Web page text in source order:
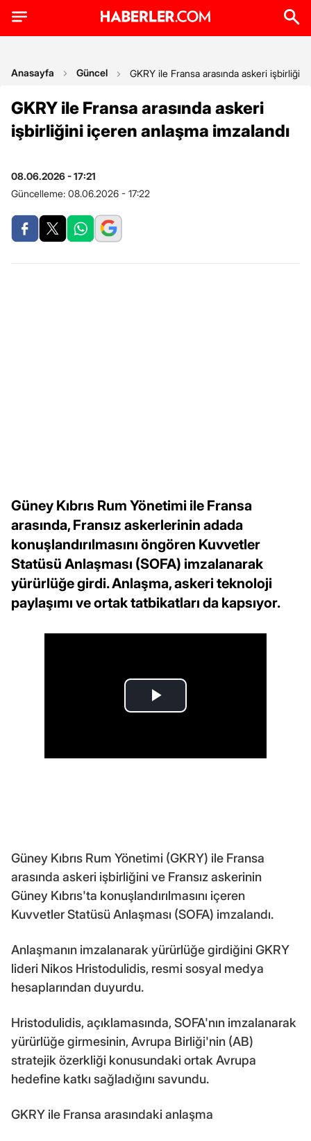
Anasayfa Güncel GKRY ile Fransa arasında askeri
GKRY ile Fransa arasında askeri
işbirliğini içeren anlaşma imzalandı
08.06.2026 - 17:21
Güncelleme: 08.06.2026 - 17:22
Güney Kıbrıs Rum Yönetimi ile Fransa
arasında, Fransız askerlerinin adada
konuşlandırılmasını öngören Kuvvetler
Statüsü Anlaşması (SOFA) imzalanarak
yürürlüğe girdi. Anlaşma, askeri teknoloji
paylaşımı ve ortak tatbikatları da kapsıyor.
Güney Kıbrıs Rum Yönetimi (GKRY) ile Fransa
arasında askeri işbirliğini ve Fransız askerinin
Güney Kıbrıs'ta konuşlandırılmasını içeren
Kuvvetler Statüsü Anlaşması (SOFA) imzalandı.
Anlaşmanın imzalanarak yürürlüğe girdiğini GKRY
lideri Nikos Hristodulidis, resmi sosyal medya
hesaplarından duyurdu.
Hristodulidis, açıklamasında, SOFA'nın imzalanarak
yürürlüğe girmesinin, Avrupa Birliği'nin (AB)
stratejik özerkliği konusundaki ortak Avrupa
hedefine katkı sağladığını savundu.
GKRY ile Fransa arasındaki anlaşma